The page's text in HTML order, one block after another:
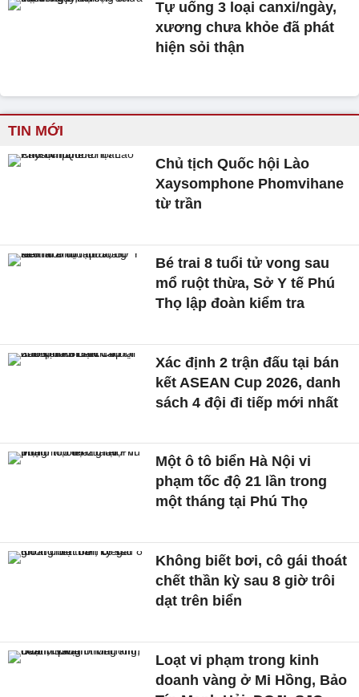
Tự uống 3 loại canxi/ngày,
xương chưa khỏe đã phát
hiện sỏi thận
TIN MỚI
Chủ tịch Quốc hội Lào
Xaysomphone Phomvihane
từ trần
Bé trai 8 tuổi tử vong sau
mổ ruột thừa, Sở Y tế Phú
Thọ lập đoàn kiểm tra
Xác định 2 trận đấu tại bán
kết ASEAN Cup 2026, danh
sách 4 đội đi tiếp mới nhất
Một ô tô biển Hà Nội vi
phạm tốc độ 21 lần trong
một tháng tại Phú Thọ
Không biết bơi, cô gái thoát
chết thần kỳ sau 8 giờ trôi
dạt trên biển
Loạt vi phạm trong kinh
doanh vàng ở Mi Hồng, Bảo